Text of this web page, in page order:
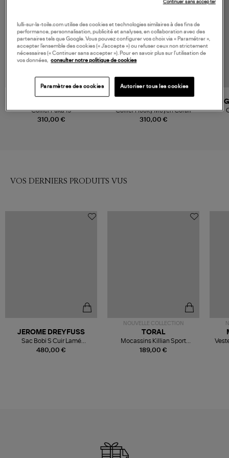
310,00 €
Collier Puka 19
310,00 €
Collier Hooky Moyen Corail
VOS DERNIERS PRODUITS VUS
480,00 €
JEROME DREYFUSS
Sac Bobi S Cuir Lamé
Champagne
NOUVELLE COLLECTION
189,00 €
TORAL
Mocassins Killian Sport
Mousse
lulli-sur-la-toile.com utilise des cookies et technologies similaires à des fins de
performance, personnalisation, publicité et analyses, en collaboration avec des
partenaires tels que Google. Vous pouvez configurer vos choix via « Paramétrer »,
accepter l’ensemble des cookies (« J’accepte ») ou refuser ceux non strictement
nécessaires (« Continuer sans accepter »). Pour en savoir plus sur l’utilisation de
vos données, consulter notre politique de cookies
Paramètres des cookies Autoriser tous les cookies
Continuer sans accepter